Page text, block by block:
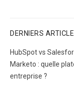
DERNIERS
HubSpot vs
Marketo : quelle
entreprise ?